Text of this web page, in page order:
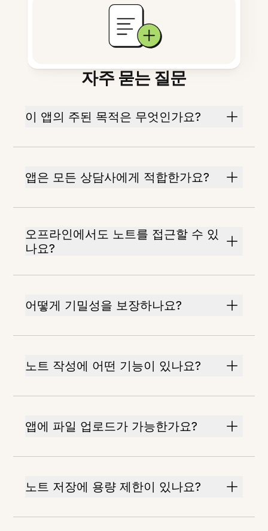
자주 묻는 질문
이 앱의 주된 목적은 무엇인가요?
앱은 모든 상담사에게 적합한가요?
오프라인에서도 노트를 접근할 수 있
나요?
어떻게 기밀성을 보장하나요?
노트 작성에 어떤 기능이 있나요?
앱에 파일 업로드가 가능한가요?
노트 저장에 용량 제한이 있나요?